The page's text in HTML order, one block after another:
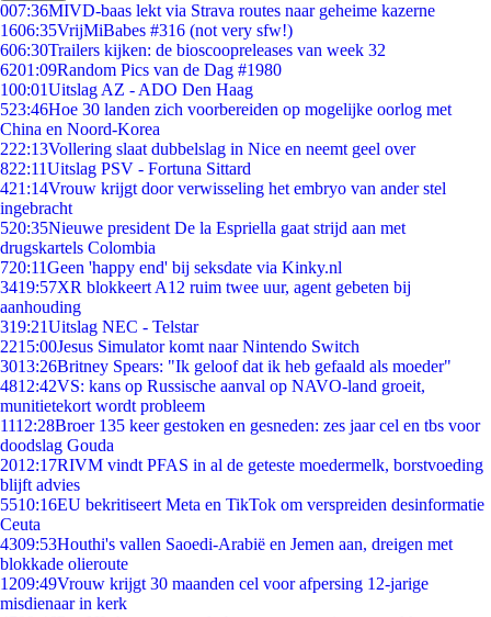
007:36MIVD-baas lekt via Strava routes naar geheime kazerne
1606:35VrijMiBabes #316 (not very sfw!)
606:30Trailers kijken: de bioscoopreleases van week 32
6201:09Random Pics van de Dag #1980
100:01Uitslag AZ - ADO Den Haag
523:46Hoe 30 landen zich voorbereiden op mogelijke oorlog met
China en Noord-Korea
222:13Vollering slaat dubbelslag in Nice en neemt geel over
822:11Uitslag PSV - Fortuna Sittard
421:14Vrouw krijgt door verwisseling het embryo van ander stel
ingebracht
520:35Nieuwe president De la Espriella gaat strijd aan met
drugskartels Colombia
720:11Geen 'happy end' bij seksdate via Kinky.nl
3419:57XR blokkeert A12 ruim twee uur, agent gebeten bij
aanhouding
319:21Uitslag NEC - Telstar
2215:00Jesus Simulator komt naar Nintendo Switch
3013:26Britney Spears: "Ik geloof dat ik heb gefaald als moeder"
4812:42VS: kans op Russische aanval op NAVO-land groeit,
munitietekort wordt probleem
1112:28Broer 135 keer gestoken en gesneden: zes jaar cel en tbs voor
doodslag Gouda
2012:17RIVM vindt PFAS in al de geteste moedermelk, borstvoeding
blijft advies
5510:16EU bekritiseert Meta en TikTok om verspreiden desinformatie
Ceuta
4309:53Houthi's vallen Saoedi-Arabië en Jemen aan, dreigen met
blokkade olieroute
1209:49Vrouw krijgt 30 maanden cel voor afpersing 12-jarige
misdienaar in kerk